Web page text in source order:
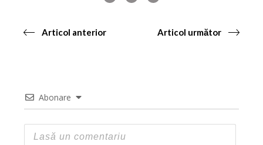
Articol anterior Articol următor
Abonare